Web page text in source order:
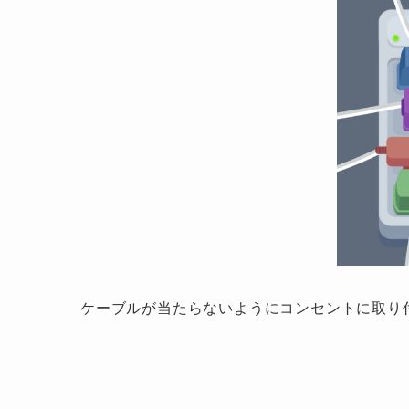
ケーブルが当たらないようにコンセントに取り